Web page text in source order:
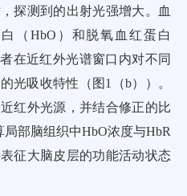
探测到的出射光强增大。血
（HbO）和脱氧血红蛋白
在近红外光谱窗口内对不同
光吸收特性（ 图1
（b））。
红外光源，并结合修正的比
部脑组织中HbO浓度与HbR
征大脑皮层的功能活动状态